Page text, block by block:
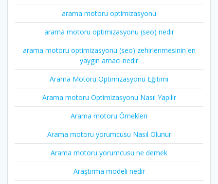
arama motoru optimizasyonu
arama motoru optimizasyonu (seo) nedir
arama motoru optimizasyonu (seo) zehirlenmesinin en
yaygın amacı nedir
Arama Motoru Optimizasyonu Eğitimi
Arama motoru Optimizasyonu Nasıl Yapılır
Arama motoru Örnekleri
Arama motoru yorumcusu Nasıl Olunur
Arama motoru yorumcusu ne demek
Araştırma modeli nedir